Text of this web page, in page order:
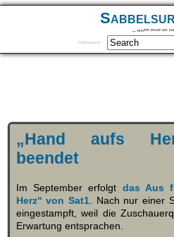
… munter drauf los
Impressum
„Hand aufs
beendet
Im September erfolgt das Aus
Herz“ von Sat1 . Nach nur einer
eingestampft, weil die
Erwartung entsprachen.